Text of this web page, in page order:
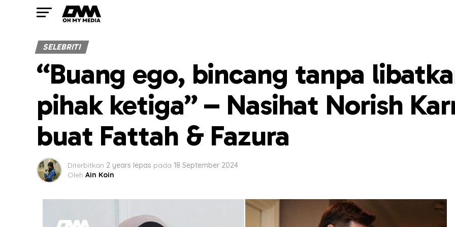
SELEBRITI
“Buang ego, bincang tanpa
pihak ketiga” – Nasihat Norish
buat Fattah & Fazura
Diterbitkan 2 years lepas pada 18 September 2024
Oleh Ain Koin